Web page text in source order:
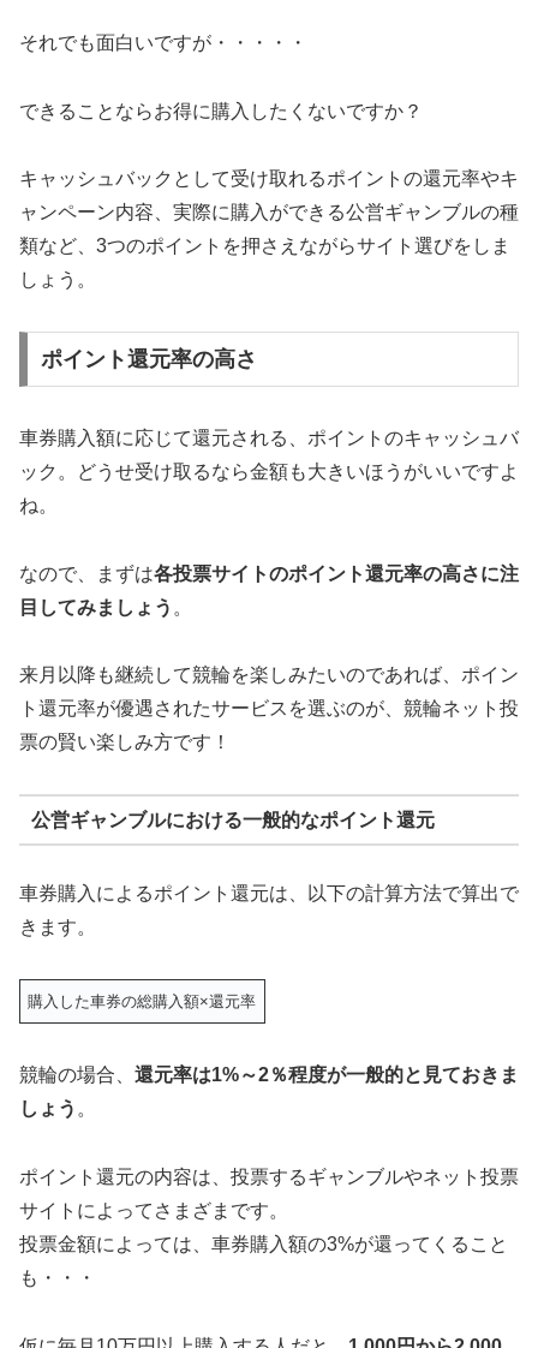
それでも面白いですが・・・・・
できることならお得に購入したくないですか？
キャッシュバックとして受け取れるポイントの還元率やキ
ャンペーン内容、実際に購入ができる公営ギャンブルの種
類など、3つのポイントを押さえながらサイト選びをしま
しょう。
ポイント還元率の高さ
車券購入額に応じて還元される、ポイントのキャッシュバ
ック。どうせ受け取るなら金額も大きいほうがいいですよ
ね。
なので、まずは各投票サイトのポイント還元率の高さに注
目してみましょう 。
来月以降も継続して競輪を楽しみたいのであれば、ポイン
ト還元率が優遇されたサービスを選ぶのが、競輪ネット投
票の賢い楽しみ方です！
公営ギャンブルにおける一般的なポイント還元
車券購入によるポイント還元は、以下の計算方法で算出で
きます。
購入した車券の総購入額×還元率
競輪の場合、 還元率は1%～2％程度が一般的と見ておきま
しょう 。
ポイント還元の内容は、投票するギャンブルやネット投票
サイトによってさまざまです。
投票金額によっては、車券購入額の3%が還ってくること
も・・・